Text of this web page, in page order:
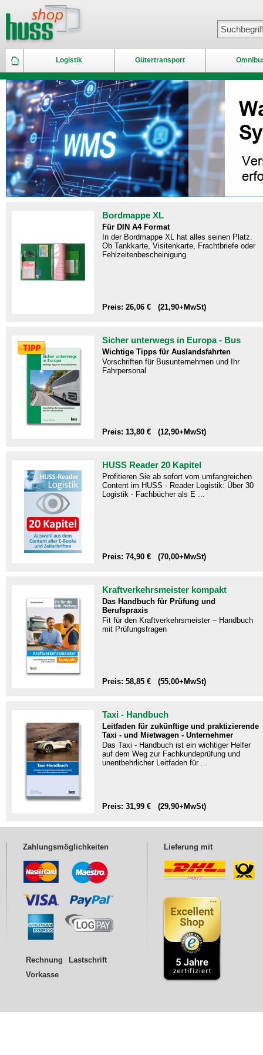
Logistik Gütertransport
Bordmappe XL
Für DIN A4 Format
In der Bordmappe XL hat alles seinen Platz.
Ob Tankkarte, Visitenkarte, Frachtbriefe oder
Fehlzeitenbescheinigung.
Preis: 26,06 € (21,90+MwSt)
Sicher unterwegs in Europa - Bus
Wichtige Tipps für Auslandsfahrten
Vorschriften für Busunternehmen und Ihr
Fahrpersonal
Preis: 13,80 € (12,90+MwSt)
HUSS Reader 20 Kapitel
Profitieren Sie ab sofort vom umfangreichen
Content im HUSS - Reader Logistik: Über 30
Logistik - Fachbücher als E ...
Preis: 74,90 € (70,00+MwSt)
Kraftverkehrsmeister kompakt
Das Handbuch für Prüfung und
Berufspraxis
Fit für den Kraftverkehrsmeister – Handbuch
mit Prüfungsfragen​
Preis: 58,85 € (55,00+MwSt)
Taxi - Handbuch
Leitfaden für zukünftige und praktizierende
Taxi - und Mietwagen - Unternehmer
Das Taxi - Handbuch ist ein wichtiger Helfer
auf dem Weg zur Fachkundeprüfung und
unentbehrlicher Leitfaden für ...
Preis: 31,99 € (29,90+MwSt)
Zahlungsmöglichkeiten
Rechnung
Lastschrift
Vorkasse
Lieferung mit